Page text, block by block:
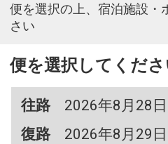
便を選択の上、宿泊施設・
さい
便を選択してくだ
往路
2026年8月28
復路
2026年8月29